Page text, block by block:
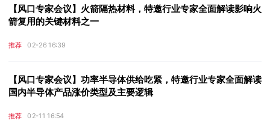
【风口专家会议】火箭隔热材料，特邀行业专家全面解读影响火
箭复用的关键材料之一
推荐 02-26 16:39
【风口专家会议】功率半导体供给吃紧，特邀行业专家全面解读
国内半导体产品涨价类型及主要逻辑
推荐 02-11 16:54